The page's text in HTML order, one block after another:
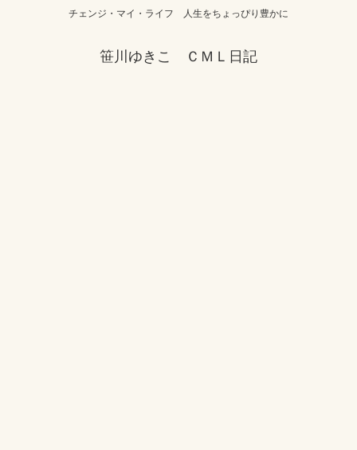
チェンジ・マイ・ライフ 人生をちょっぴり豊かに
笹川ゆきこ ＣＭＬ日記